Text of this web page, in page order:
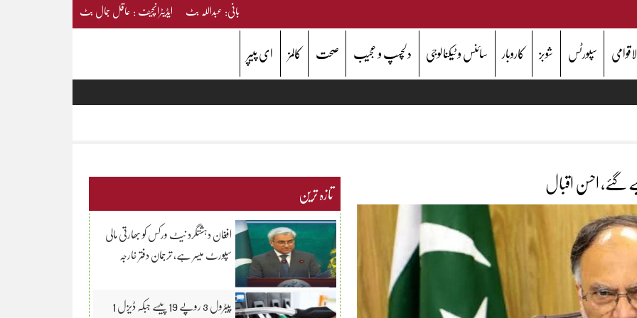
بانی: عبداللہ بٹ ایڈیٹرانچیف : عاقل جمال بٹ
سپورٹس شوبز کاروبار سائنس و ٹیکنالوجی دلچسپ و عجیب صحت کالمز ای پیپر
تازہ ترین
افغان دہشتگرد نیٹ ورکس کو بھارتی مالی
سپورٹ میسر ہے، ترجمان دفتر خارجہ
پیٹرول 3 روپے 19 پیسے جبکہ ڈیزل 1